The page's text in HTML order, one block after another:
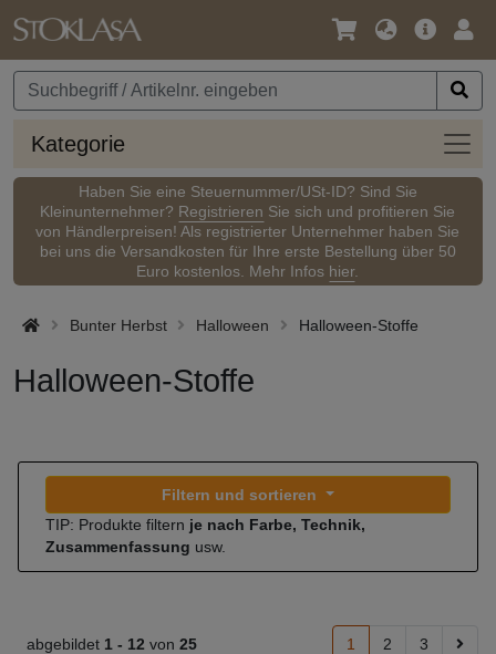
Sprache
Währung
Kategorie
Haben Sie eine Steuernummer/USt-ID? Sind Sie
Kleinunternehmer? Registrieren Sie sich und profitieren Sie
von Händlerpreisen! Als registrierter Unternehmer haben Sie
bei uns die Versandkosten für Ihre erste Bestellung über 50
Euro kostenlos. Mehr Infos hier.
Bunter Herbst Halloween Halloween-Stoffe
Halloween-Stoffe
Filtern und sortieren
TIP: Produkte filtern je nach Farbe, Technik,
Zusammenfassung usw.
abgebildet 1 - 12 von 25 1 2 3